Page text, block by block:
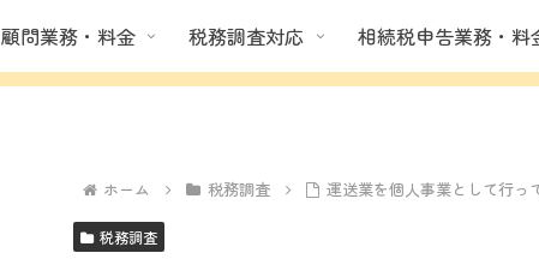
顧問業務・料金 税務調査対応 相続税申告業務・料
ホーム 税務調査 運送業を個人事業として行っ
税務調査